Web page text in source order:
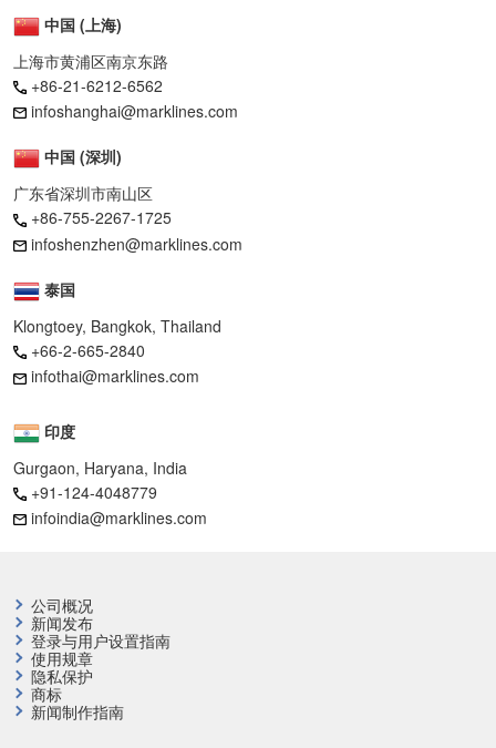
中国 (上海)
上海市黄浦区南京东路
+86-21-6212-6562
infoshanghai@marklines.com
中国 (深圳)
广东省深圳市南山区
+86-755-2267-1725
infoshenzhen@marklines.com
泰国
Klongtoey, Bangkok, Thailand
+66-2-665-2840
infothai@marklines.com
印度
Gurgaon, Haryana, India
+91-124-4048779
infoindia@marklines.com
公司概况
新闻发布
登录与用户设置指南
使用规章
隐私保护
商标
新闻制作指南